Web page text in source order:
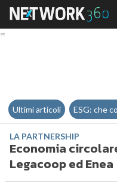
Ultimi articoli ESG: che
LA PARTNERSHIP
Economia
Legacoop ed Enea